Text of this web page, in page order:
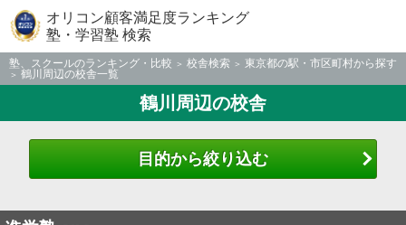
オリコン顧客満足度ランキング
塾・学習塾 検索
塾、スクールのランキング・比較 校舎検索
東京都の駅・市区町村から探す
鶴川周辺の校舎一覧
鶴川周辺の校舎
目的から絞り込む